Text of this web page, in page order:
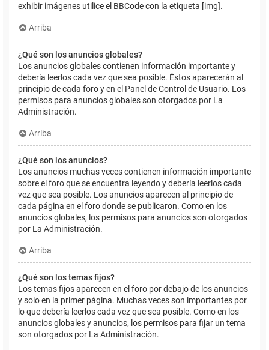
exhibir imágenes utilice el BBCode con la etiqueta [img].
Arriba
¿Qué son los anuncios globales?
Los anuncios globales contienen información importante y
debería leerlos cada vez que sea posible. Éstos aparecerán al
principio de cada foro y en el Panel de Control de Usuario. Los
permisos para anuncios globales son otorgados por La
Administración.
Arriba
¿Qué son los anuncios?
Los anuncios muchas veces contienen información importante
sobre el foro que se encuentra leyendo y debería leerlos cada
vez que sea posible. Los anuncios aparecen al principio de
cada página en el foro donde se publicaron. Como en los
anuncios globales, los permisos para anuncios son otorgados
por La Administración.
Arriba
¿Qué son los temas fijos?
Los temas fijos aparecen en el foro por debajo de los anuncios
y solo en la primer página. Muchas veces son importantes por
lo que debería leerlos cada vez que sea posible. Como en los
anuncios globales y anuncios, los permisos para fijar un tema
son otorgados por La Administración.